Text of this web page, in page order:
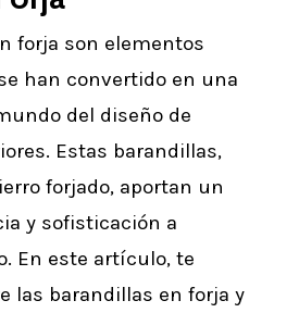
forja son elementos
han convertido en una
del diseño de
Estas barandillas,
forjado, aportan un
y sofisticación a
En este artículo, te
las barandillas en forja y